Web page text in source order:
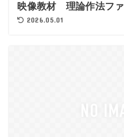
映像教材 理論作法フ
2026.05.01